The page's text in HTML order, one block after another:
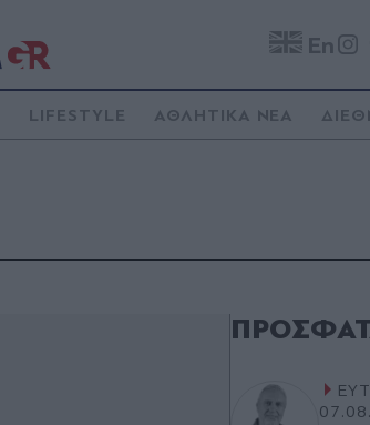
En
LIFESTYLE ΑΘΛΗΤΙΚΑ ΝΕΑ